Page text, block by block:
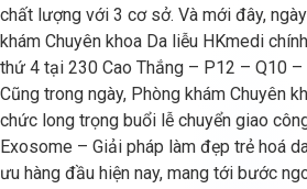
chất lượng với 3 cơ sở. Và mới đây,
khám Chuyên khoa Da liễu HKmedi
thứ 4 tại 230 Cao Thắng – P12 – Q10 –
Cũng trong ngày, Phòng khám Chuyên
chức long trọng buổi lễ chuyển giao
Exosome – Giải pháp làm đẹp trẻ hoá
ưu hàng đầu hiện nay, mang tới bước